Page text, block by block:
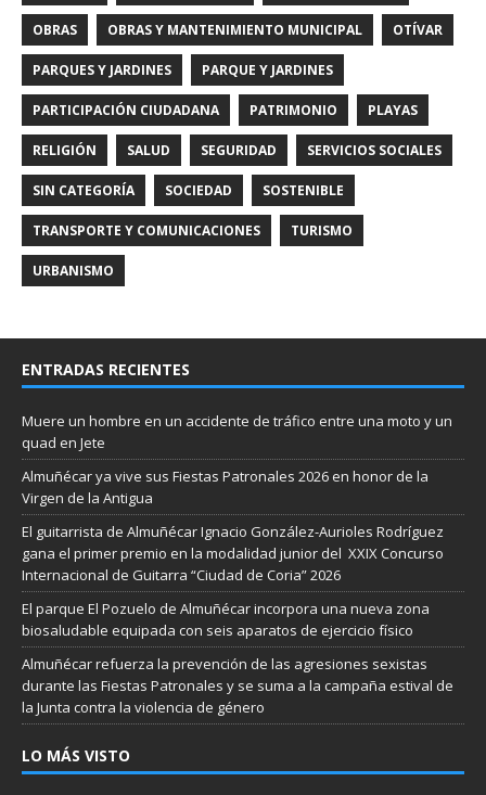
OBRAS OBRAS Y MANTENIMIENTO MUNICIPAL OTÍVAR
PARQUES Y JARDINES PARQUE Y JARDINES
PARTICIPACIÓN CIUDADANA PATRIMONIO PLAYAS
RELIGIÓN SALUD SEGURIDAD SERVICIOS SOCIALES
SIN CATEGORÍA SOCIEDAD SOSTENIBLE
TRANSPORTE Y COMUNICACIONES TURISMO
URBANISMO
ENTRADAS RECIENTES
Muere un hombre en un accidente de tráfico entre una moto y un
quad en Jete
Almuñécar ya vive sus Fiestas Patronales 2026 en honor de la
Virgen de la Antigua
El guitarrista de Almuñécar Ignacio González-Aurioles Rodríguez
gana el primer premio en la modalidad junior del XXIX Concurso
Internacional de Guitarra “Ciudad de Coria” 2026
El parque El Pozuelo de Almuñécar incorpora una nueva zona
biosaludable equipada con seis aparatos de ejercicio físico
Almuñécar refuerza la prevención de las agresiones sexistas
durante las Fiestas Patronales y se suma a la campaña estival de
la Junta contra la violencia de género
LO MÁS VISTO